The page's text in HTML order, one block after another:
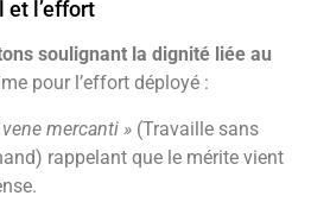
et l’effort
soulignant la dignité liée au
pour l’effort déployé :
mercanti » (Travaille sans
rappelant que le mérite vient